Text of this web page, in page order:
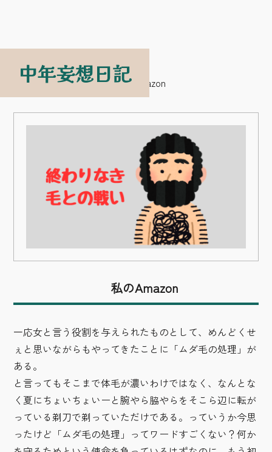
中年妄想日記
中年妄想日記>美容> 私のAmazon
私のAmazon
一応女と言う役割を与えられたものとして、めんどくせ
ぇと思いながらもやってきたことに「ムダ毛の処理」が
ある。
と言ってもそこまで体毛が濃いわけではなく、なんとな
く夏にちょいちょいーと腕やら脇やらをそこら辺に転が
っている剃刀で剃っていただけである。っていうか今思
ったけど「ムダ毛の処理」ってワードすごくない？何か